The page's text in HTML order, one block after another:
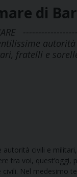
di
fratelli e
civili e
tra voi, quest’oggi,
Nel medesimo